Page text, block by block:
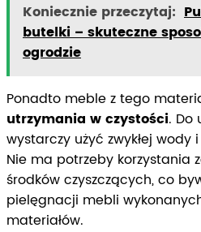
Koniecznie przeczytaj:
butelki – skuteczne
ogrodzie
Ponadto meble z tego
utrzymania w czystości. Do
wystarczy użyć zwykłej
Nie ma potrzeby korzystania
środków czyszczących, co
pielęgnacji mebli
materiałów.